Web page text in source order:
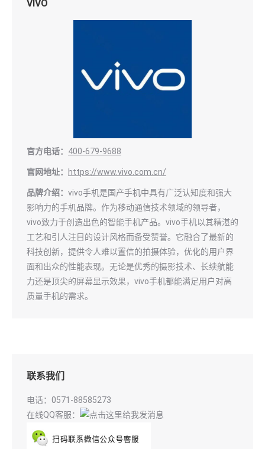
VIVO
官方电话： 400-679-9688
官网地址： https://www.vivo.com.cn/
品牌介绍： vivo手机是国产手机中具有广泛认知度和强大
影响力的手机品牌。作为移动通信技术领域的领导者，
vivo致力于创造出色的智能手机产品。vivo手机以其精湛的
工艺和引人注目的设计风格而备受赞誉。它融合了最新的
科技创新，提供令人难以置信的拍摄体验，优化的用户界
面和出众的性能表现。无论是优秀的摄影技术、长续航能
力还是顶尖的屏幕显示效果，vivo手机都能满足用户对高
质量手机的需求。
联系我们
电话：0571-88585273
在线QQ客服：